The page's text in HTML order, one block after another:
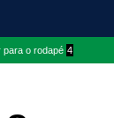
para o rodapé 4